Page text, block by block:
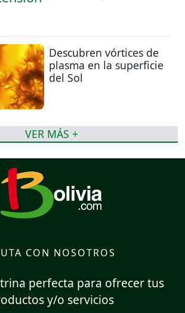
Descubren vórtices de
plasma en la superficie
del Sol
VER MÁS +
CON NOSOTROS
perfecta para ofrecer tus
y/o servicios